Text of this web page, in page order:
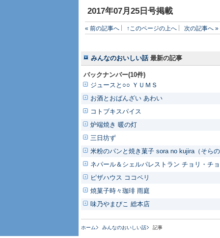
2017年07月25日号掲載
« 前の記事へ ↑このページの上へ 次の記事へ »
みんなのおいしい話 最新の記事
バックナンバー(10件)
ジュースと○○ ＹＵＭＳ
お酒とおばんざい あわい
コトブキスパイス
炉端焼き 暖の灯
三日坊ず
米粉のパンと焼き菓子 sora no kujira（そら
ネパール＆シェルパレストラン チョリ・チ
ピザハウス ココペリ
焼菓子時々珈琲 雨庭
味乃やまびこ 総本店
ホーム みんなのおいしい話 記事